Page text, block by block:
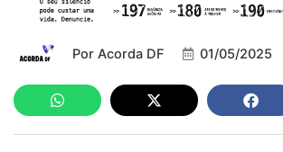
Por Acorda DF 01/05/2025